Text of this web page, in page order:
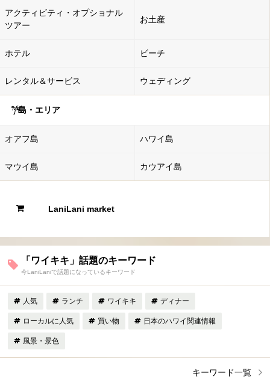
アクティビティ・オプショナル
ツアー
お土産
ホテル ビーチ
レンタル＆サービス ウェディング
島・エリア
オアフ島 ハワイ島
マウイ島 カウアイ島
LaniLani market
「ワイキキ」話題のキーワード
今LaniLaniで話題になっているキーワード
人気 ランチ ワイキキ ディナー
ローカルに人気 買い物 日本のハワイ関連情報
風景・景色
キーワード一覧